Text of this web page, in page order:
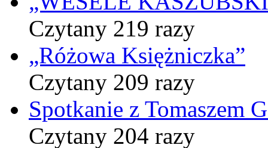
Czytany 219 razy
„Różowa Księżniczka”
Czytany 209 razy
Spotkanie z Tomaszem
Czytany 204 razy